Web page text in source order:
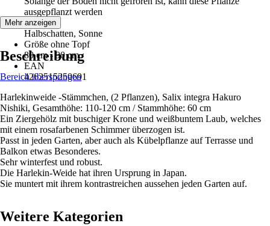
ausgepflanzt werden
Standort
Halbschatten, Sonne
Größe ohne Topf
80 cm - 90 cm
EAN
4262515250691
Mehr anzeigen
Beschreibung
Bereich überspringen
Harlekinweide -Stämmchen, (2 Pflanzen), Salix integra Hakuro
Nishiki, Gesamthöhe: 110-120 cm / Stammhöhe: 60 cm
Ein Ziergehölz mit buschiger Krone und weißbuntem Laub, welches
mit einem rosafarbenen Schimmer überzogen ist.
Passt in jeden Garten, aber auch als Kübelpflanze auf Terrasse und
Balkon etwas Besonderes.
Sehr winterfest und robust.
Die Harlekin-Weide hat ihren Ursprung in Japan.
Sie muntert mit ihrem kontrastreichen aussehen jeden Garten auf.
Weitere Kategorien